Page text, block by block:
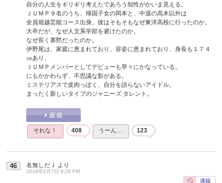
自分の人生をギリギリ考えたであろう知性がかいま見える。
ＪＵＭＰ９名のうち、帰国子女の岡本と、中退の高木以外は
全員堀越芸能コース出身。彼はそもそもなぜ東洋高校に行ったのか。
大卒だが、なぜ人文系学部を避けたのか。
なぜ長く寡黙だったのか。
伊野尾は、家庭に恵まれており、容姿に恵まれており、身長も１７４
㎝あり、
ＪＵＭＰメンバーとしてデビューも早々にかなっている。
にもかかわらず、不思議な影がある。
ミステリアスで皮肉っぽく、自分を語らないアイドル。
まったく新しいタイプのジャニーズ タレント。
それな！ 408 うーん… 123
46 名無しだＪ より
2016年2月7日 8:28 PM